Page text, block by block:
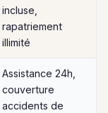
incluse,
rapatriement
illimité
Assistance 24h,
couverture
accidents de